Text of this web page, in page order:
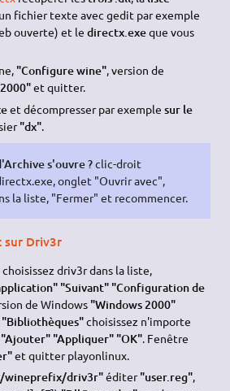
fichier texte avec gedit par exemple
ouverte) et le directx.exeque vous
"Configure wine", version de
et quitter.
et décompresser par exemple sur le
"dx".
s'ouvre ?clic-droit
onglet "Ouvrir avec",
la liste, "Fermer" et recommencer.
sur Driv3r
driv3r dans la liste,
"Suivant" "Configuration de
de Windows "Windows 2000"
"Bibliothèques"choisissez n'importe
"Ajouter" "Appliquer" "OK". Fenêtre
et quitter playonlinux.
wineprefix/driv3r"éditer"user.reg",